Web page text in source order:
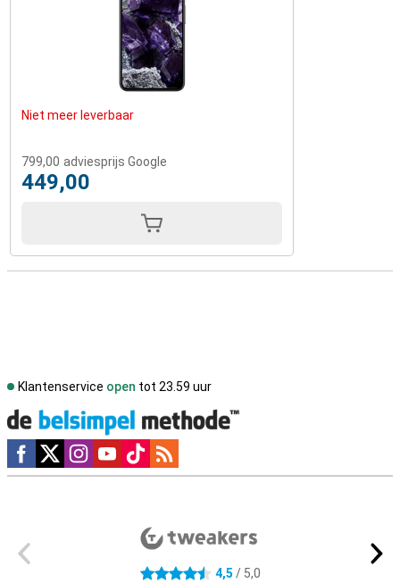
Niet meer leverbaar
799,00 adviesprijs Google
449,00
Klantenservice open tot 23.59 uur
Social media
4.5 sterren 4,5 / 5,0